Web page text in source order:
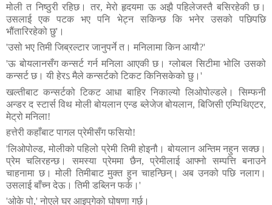
मोली त निष्ठुरी रहिछ। तर, मेरो हृदयमा ऊ अझै पहिलेजस्तै बसिरहेकी छ।
उसलाई
एक पटक भए पनि भेट्न सकिन्छ कि भनेर उसको
पछिपछि
भौंतारिरहेको छु' ।
'उसो भए तिमी जिब्रल्टार जानुपर्ने त। मनिलामा किन आयौ?'
'ऊ बोयलानसँग कन्सर्ट गर्न मनिला आएकी छ। ग्लोबल सिटीमा भोलि उसको
कन्सर्ट छ। यी हेरऽ मैले कन्सर्टको टिकट किनिसकेको छु। '
खल्तीबाट कन्सर्टको टिकट आधा बाहिर निकाल्यो लिओपोल्डले।
सिम्फनी
अन्डर द स्टार्स विथ मोली बोयलान एन्ड ब्लेजेज बोयलान, बिजिसी एम्पिथिएटर,
मेट्रो मनिला!
हत्तेरी कहाँबाट पागल प्रेमीसँग फसियो!
'लिओपोल्ड, मोलीको पहिलो प्रेमी तिमी होइनौ। बोयलान अन्तिम नहुन सक्छ।
प्रेम चलिरहन्छ। समस्या प्रेममा छैन, प्रेमीलाई आफ्नो सम्पत्ति बनाउने
चाहनामा छ। मोली तिमीबाट मुक्त हुन चाहन्छिन्। अब उनको पछि नलाग।
उसलाई बाँच्न देऊ। तिमी डब्लिन फर्क। '
'ओके पो,' नोएले घर आइपुगेको घोषणा गर्छ।